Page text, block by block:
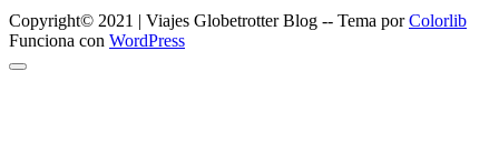
Copyright© 2021 | Viajes Globetrotter Blog -- Tema porColorlib
Funciona con WordPress